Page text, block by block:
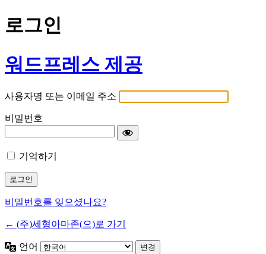
로그인
워드프레스 제공
사용자명 또는 이메일 주소
비밀번호
기억하기
비밀번호를 잊으셨나요?
← (주)세형아마존(으)로 가기
언어